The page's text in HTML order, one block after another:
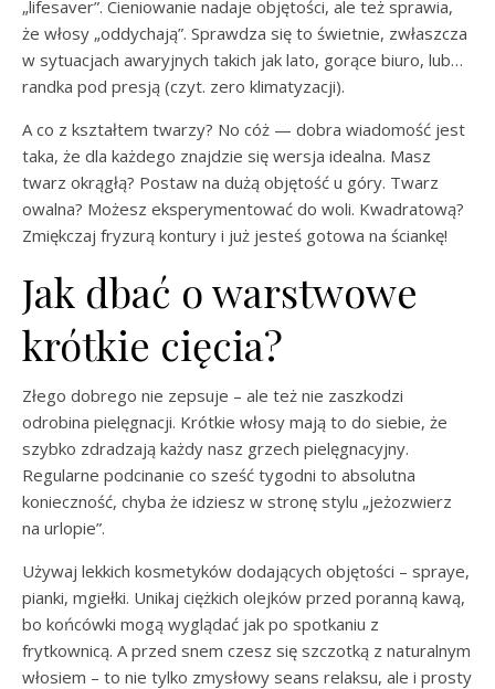
„lifesaver”. Cieniowanie nadaje objętości, ale też sprawia,
że włosy „oddychają”. Sprawdza się to świetnie, zwłaszcza
w sytuacjach awaryjnych takich jak lato, gorące biuro, lub…
randka pod presją (czyt. zero klimatyzacji).
A co z kształtem twarzy? No cóż — dobra wiadomość jest
taka, że dla każdego znajdzie się wersja idealna. Masz
twarz okrągłą? Postaw na dużą objętość u góry. Twarz
owalna? Możesz eksperymentować do woli. Kwadratową?
Zmiękczaj fryzurą kontury i już jesteś gotowa na ściankę!
Jak dbać o warstwowe
krótkie cięcia?
Złego dobrego nie zepsuje – ale też nie zaszkodzi
odrobina pielęgnacji. Krótkie włosy mają to do siebie, że
szybko zdradzają każdy nasz grzech pielęgnacyjny.
Regularne podcinanie co sześć tygodni to absolutna
konieczność, chyba że idziesz w stronę stylu „jeżozwierz
na urlopie”.
Używaj lekkich kosmetyków dodających objętości – spraye,
pianki, mgiełki. Unikaj ciężkich olejków przed poranną kawą,
bo końcówki mogą wyglądać jak po spotkaniu z
frytkownicą. A przed snem czesz się szczotką z naturalnym
włosiem – to nie tylko zmysłowy seans relaksu, ale i prosty